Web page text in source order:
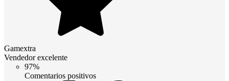
Gamextra
Vendedor excelente
97%
Comentarios positivos